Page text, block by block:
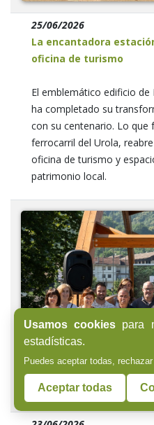
Usamos cookies para
estadísticas.
Puedes aceptar todas,
Aceptar todas
25/06/2026
La encantadora
oficina de turismo
El emblemático edificio
ha completado su
con su centenario. Lo que
ferrocarril del Urola,
oficina de turismo y
patrimonio local.